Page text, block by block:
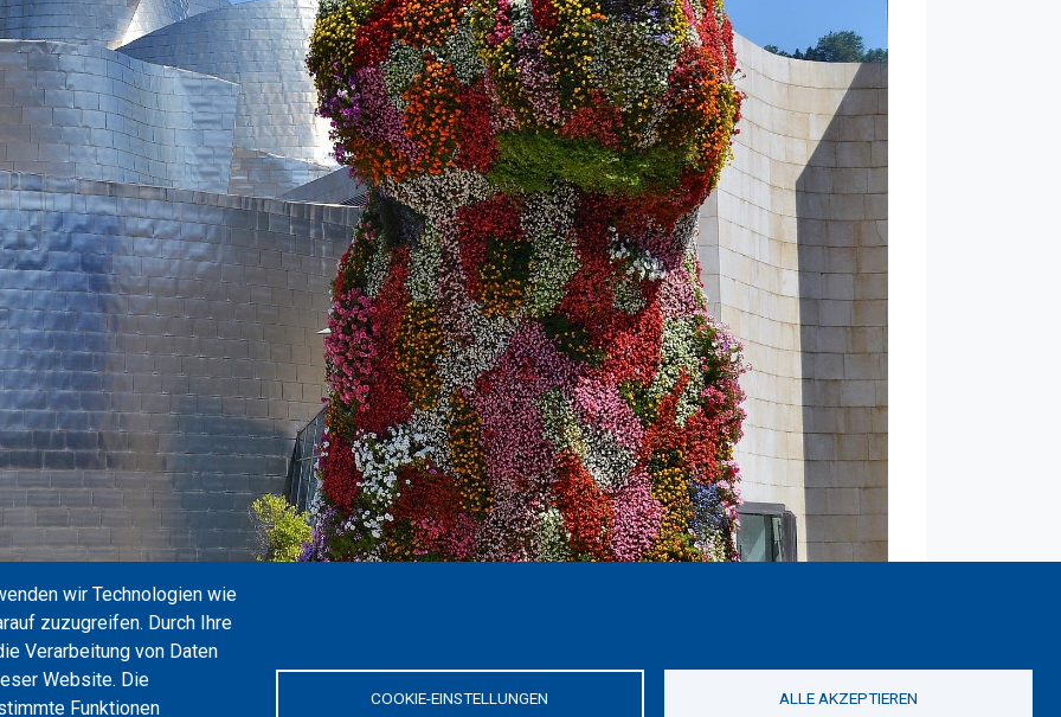
des Museums und der Mündung des Bilbao, das Innere des Museums in einem seiner
Hund aus Blumen, der den Haupteingang bewacht.
wir Technologien wie
zuzugreifen. Durch Ihre
Verarbeitung von Daten
Website. Die
Funktionen
COOKIE-EINSTELLUNGEN ALLE AKZEPTIEREN